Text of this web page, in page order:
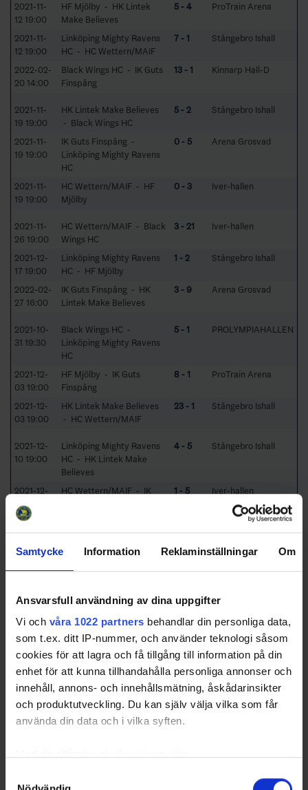
Samtycke Information Reklaminställningar Om
Ansvarsfull användning av dina uppgifter
Vi och våra 1022 partners behandlar din personliga data,
som t.ex. ditt IP-nummer, och använder teknologi såsom
cookies för att lagra och få tillgång till information på din
enhet för att kunna tillhandahålla personliga annonser och
innehåll, annons- och innehållsmätning, åskådarinsikter
och produktutveckling. Du kan själv välja vilka som får
använda din data och i vilka syften.
2021-11-
12 19:00
HF Mjölby - HK Lintek
Make Believes
5 - 4 ProTrain Arena
2021-11-
12 19:00
Linköping Mighty Ravens
HC - HC Wettern/MAIF
7 - 1 Stångebro Ishall
2022-02-
20 14:00
Black Wings HC - IK Guts
Finspång
13 - 1 Kinnarp Hall-D
2021-11-
19 19:00
HK Lintek Make Believes
- Black Wings HC
5 - 2 Stångebro Ishall
2021-11-
19 19:00
IK Guts Finspång -
Linköping Mighty Ravens
HC
0 - 5 Arena Grosvad
2021-11-
19 19:00
HC Wettern/MAIF - HF
Mjölby
0 - 3 Iver-hallen
2021-11-
26 19:00
HC Wettern/MAIF - Black
Wings HC
3 - 21 Iver-hallen
2021-12-
17 19:00
Linköping Mighty Ravens
HC - HF Mjölby
1 - 2 Stångebro Ishall
2022-02-
27 16:00
IK Guts Finspång - HK
Lintek Make Believes
3 - 9 Arena Grosvad
2021-10-
31 19:30
Black Wings HC -
Linköping Mighty Ravens
HC
5 - 1 PROLYMPIAHALLEN
2021-12-
03 19:00
HF Mjölby - IK Guts
Finspång
8 - 1 ProTrain Arena
2021-12-
03 19:00
HK Lintek Make Believes
- HC Wettern/MAIF
23 - 1 Stångebro Ishall
2021-12-
10 19:00
Linköping Mighty Ravens
HC - HK Lintek Make
Believes
4 - 5 Stångebro Ishall
2021-12-
10 19:00
HC Wettern/MAIF - IK
1 - 5 Iver-hallen
2022-03-
25 19:00
HC
ProTrain Arena
12 19:00
Linköping Mighty Ravens
2022-01-
21 20:15
IK Guts Finspång - Black
Wings HC
Obs! Spelas i Skärblacka!
0 - 3 Globalhallen
2022-01-
HK Lintek Make Believes
1 - 4 Stångebro Ishall
2022-01-
28 19:00
Linköping Mighty Ravens
HC - IK Guts Finspång
5 - 0 Stångebro Ishall
2022-01-
HF Mjölby - HC
11 - 4
2022-01-
Black Wings HC - HK
5 - 1 Kinnarp Hall-D